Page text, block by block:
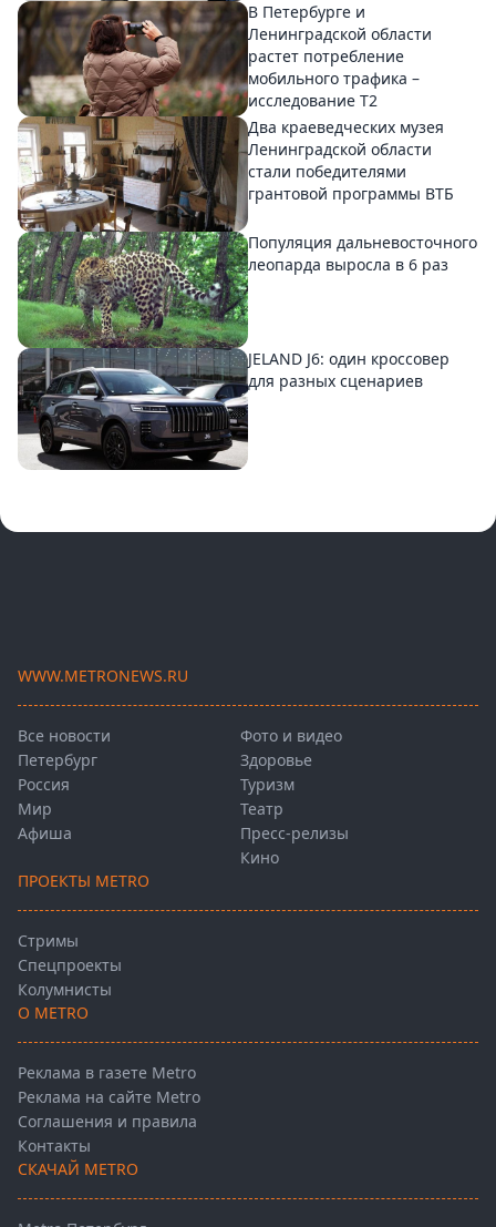
В Петербурге и
Ленинградской области
растет потребление
мобильного трафика –
исследование T2
Два краеведческих музея
Ленинградской области
стали победителями
грантовой программы ВТБ
Популяция дальневосточного
леопарда выросла в 6 раз
JELAND J6: один кроссовер
для разных сценариев
WWW.METRONEWS.RU
Все новости
Петербург
Россия
Мир
Афиша
Фото и видео
Здоровье
Туризм
Театр
Пресс-релизы
Кино
ПРОЕКТЫ METRO
Стримы
Спецпроекты
Колумнисты
О METRO
Реклама в газете Metro
Реклама на сайте Metro
Соглашения и правила
Контакты
СКАЧАЙ METRO